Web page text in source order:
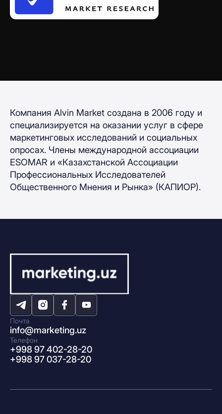
Компания Alvin Market создана в 2006 году и
специализируется на оказании услуг в сфере
маркетинговых исследований и социальных
опросах. Члены международной ассоциации
ESOMAR и «Казахстанской Ассоциации
Профессиональных Исследователей
Общественного Мнения и Рынка» (КАПИОР).
Почта
info@marketing.uz
Телефон
+998 97 402-28-20
+998 97 037-28-20